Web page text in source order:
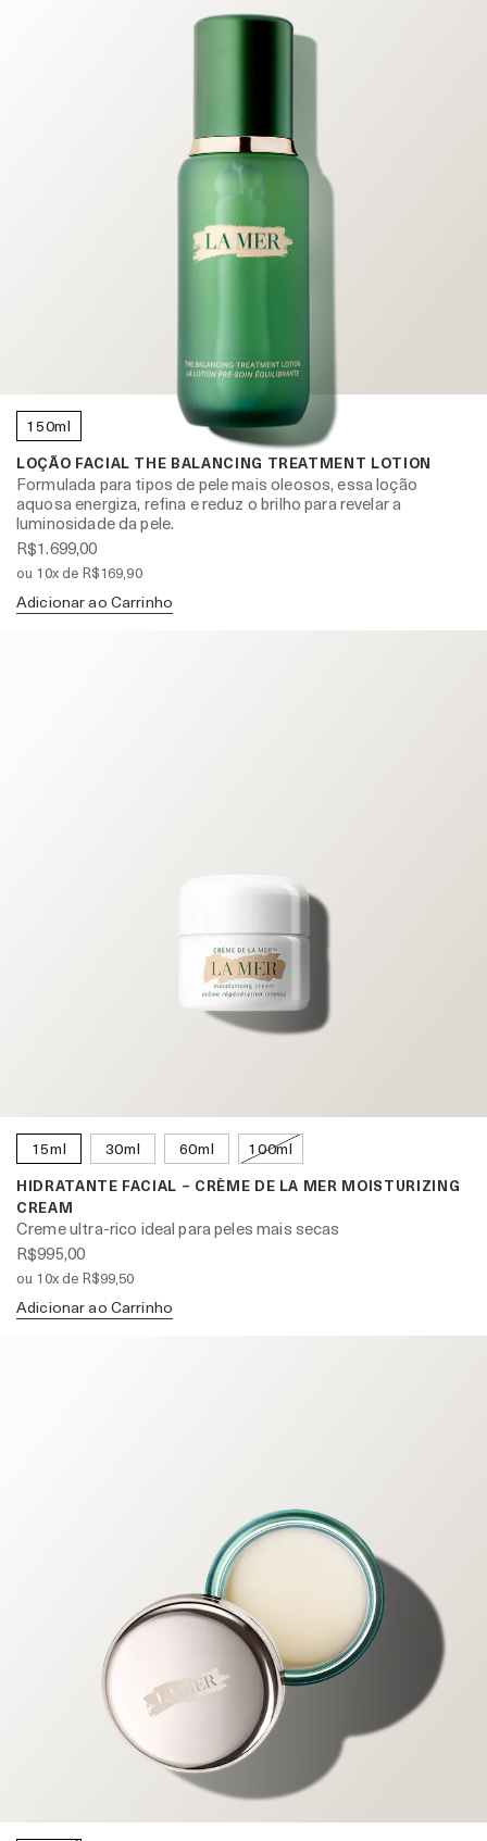
150ml
LOÇÃO FACIAL THE BALANCING TREATMENT LOTION
Formulada para tipos de pele mais oleosos, essa loção
aquosa energiza, refina e reduz o brilho para revelar a
luminosidade da pele.
R$1.699,00
ou 10x de R$169,90
Adicionar ao Carrinho
15ml 30ml 60ml 100ml
HIDRATANTE FACIAL – CRÈME DE LA MER MOISTURIZING
CREAM
Creme ultra-rico ideal para peles mais secas
R$995,00
ou 10x de R$99,50
Adicionar ao Carrinho